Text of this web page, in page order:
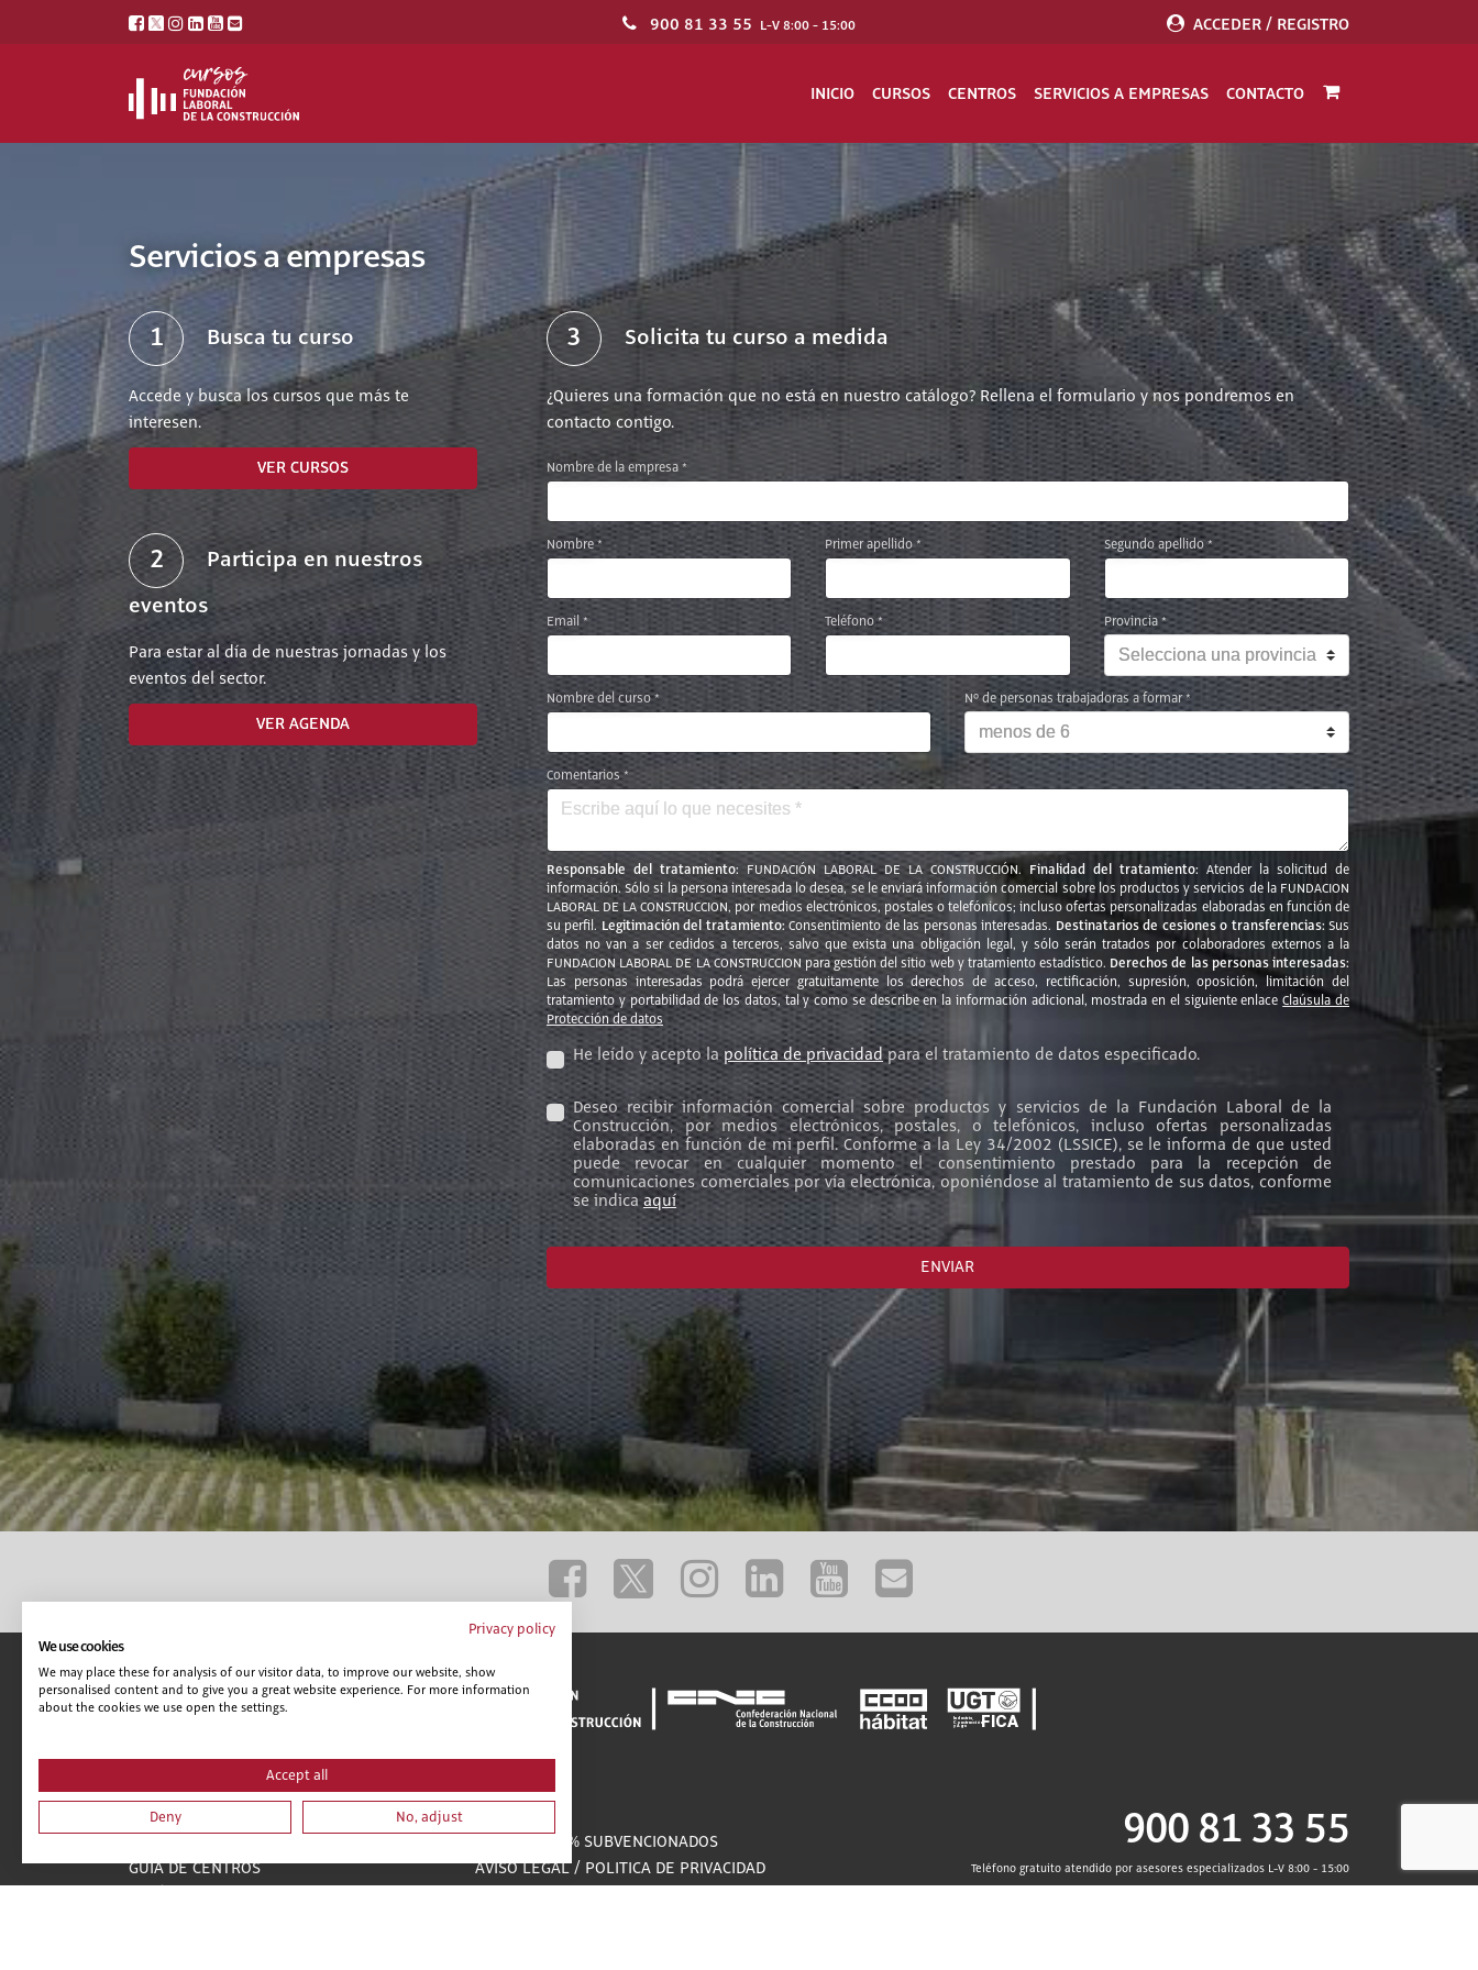
900 81 33 55 L-V 8:00 - 15:00 ACCEDER / REGISTRO
INICIO CURSOS CENTROS SERVICIOS A EMPRESAS CONTACTO
Servicios a empresas
1 Busca tu curso
Accede y busca los cursos que más te
interesen.
VER CURSOS
2
Participa en nuestros
eventos
Para estar al día de nuestras jornadas y los
eventos del sector.
VER AGENDA
3 Solicita tu curso a medida
¿Quieres una formación que no está en nuestro catálogo? Rellena el formulario y nos pondremos en
contacto contigo.
Nombre de la empresa *
Nombre * Primer apellido * Segundo apellido *
Email * Teléfono * Provincia *
Nombre del curso * Nº de personas trabajadoras a formar *
Comentarios *
Responsable del tratamiento: FUNDACIÓN LABORAL DE LA CONSTRUCCIÓN. Finalidad del tratamiento: Atender la solicitud de
información. Sólo si la persona interesada lo desea, se le enviará información comercial sobre los productos y servicios de la FUNDACION
LABORAL DE LA CONSTRUCCION, por medios electrónicos, postales o telefónicos; incluso ofertas personalizadas elaboradas en función de
su perfil. Legitimación del tratamiento: Consentimiento de las personas interesadas. Destinatarios de cesiones o transferencias: Sus
datos no van a ser cedidos a terceros, salvo que exista una obligación legal, y sólo serán tratados por colaboradores externos a la
FUNDACION LABORAL DE LA CONSTRUCCION para gestión del sitio web y tratamiento estadístico. Derechos de las personas interesadas:
Las personas interesadas podrá ejercer gratuitamente los derechos de acceso, rectificación, supresión, oposición, limitación del
tratamiento y portabilidad de los datos, tal y como se describe en la información adicional, mostrada en el siguiente enlaceClaúsula de
Protección de datos
He leído y acepto lapolítica de privacidadpara el tratamiento de datos especificado.
Deseo recibir información comercial sobre productos y servicios de la Fundación Laboral de la
Construcción, por medios electrónicos, postales, o telefónicos, incluso ofertas personalizadas
elaboradas en función de mi perfil. Conforme a la Ley 34/2002 (LSSICE), se le informa de que usted
puede revocar en cualquier momento el consentimiento prestado para la recepción de
comunicaciones comerciales por vía electrónica, oponiéndose al tratamiento de sus datos, conforme
se indica aquí
ENVIAR
LIBRERÍA
CURSOS 100% SUBVENCIONADOS
GUÍA DE CENTROS
AVISO LEGAL/ POLITICA DE PRIVACIDAD
900 81 33 55
Teléfono gratuito atendido por asesores especializados L-V 8:00 - 15:00
Privacy policy
We use cookies
We may place these for analysis of our visitor data, to improve our website, show
personalised content and to give you a great website experience. For more information
about the cookies we use open the settings.
Accept all
Deny No, adjust